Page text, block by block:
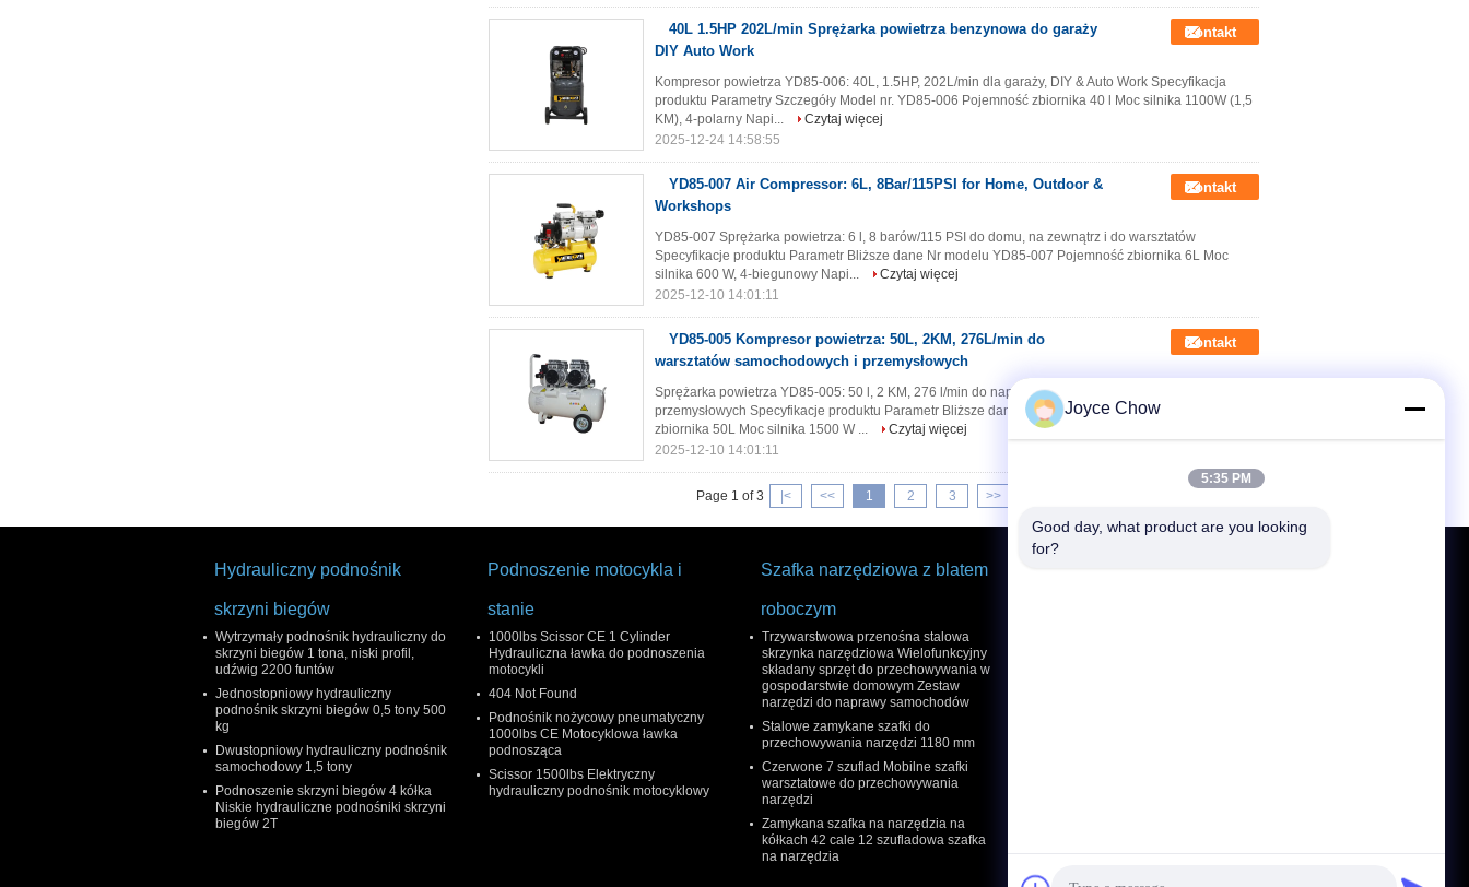
40L 1.5HP 202L/min Sprężarka powietrza benzynowa do garaży
DIY Auto Work
Kontakt
Kompresor powietrza YD85-006: 40L, 1.5HP, 202L/min dla garaży, DIY & Auto Work Specyfikacja
produktu Parametry Szczegóły Model nr. YD85-006 Pojemność zbiornika 40 l Moc silnika 1100W (1,5
KM), 4-polarny Napi...
Czytaj więcej
2025-12-24 14:58:55
YD85-007 Air Compressor: 6L, 8Bar/115PSI for Home, Outdoor &
Workshops
Kontakt
YD85-007 Sprężarka powietrza: 6 l, 8 barów/115 PSI do domu, na zewnątrz i do warsztatów
Specyfikacje produktu Parametr Bliższe dane Nr modelu YD85-007 Pojemność zbiornika 6L Moc
silnika 600 W, 4-biegunowy Napi...
Czytaj więcej
2025-12-10 14:01:11
YD85-005 Kompresor powietrza: 50L, 2KM, 276L/min do
warsztatów samochodowych i przemysłowych
Kontakt
Sprężarka powietrza YD85-005: 50 l, 2 KM, 276 l/min do napraw samochodowych i warsztatów
przemysłowych Specyfikacje produktu Parametr Bliższe dane Nr modelu YD85-005 Pojemność
zbiornika 50L Moc silnika 1500 W ...
Czytaj więcej
2025-12-10 14:01:11
Page 1 of 3 |< << 1 2 3 >>
Hydrauliczny podnośnik
skrzyni biegów
Wytrzymały podnośnik hydrauliczny do
skrzyni biegów 1 tona, niski profil,
udźwig 2200 funtów
Jednostopniowy hydrauliczny
podnośnik skrzyni biegów 0,5 tony 500
kg
Dwustopniowy hydrauliczny podnośnik
samochodowy 1,5 tony
Podnoszenie skrzyni biegów 4 kółka
Niskie hydrauliczne podnośniki skrzyni
biegów 2T
Podnoszenie motocykla i
stanie
1000lbs Scissor CE 1 Cylinder
Hydrauliczna ławka do podnoszenia
motocykli
404 Not Found
Podnośnik nożycowy pneumatyczny
1000lbs CE Motocyklowa ławka
podnosząca
Scissor 1500lbs Elektryczny
hydrauliczny podnośnik motocyklowy
Szafka narzędziowa z blatem
roboczym
Trzywarstwowa przenośna stalowa
skrzynka narzędziowa Wielofunkcyjny
składany sprzęt do przechowywania w
gospodarstwie domowym Zestaw
narzędzi do naprawy samochodów
Stalowe zamykane szafki do
przechowywania narzędzi 1180 mm
Czerwone 7 szuflad Mobilne szafki
warsztatowe do przechowywania
narzędzi
Zamykana szafka na narzędzia na
kółkach 42 cale 12 szufladowa szafka
na narzędzia
Joyce Chow
5:35 PM
Good day, what product are you looking
for?